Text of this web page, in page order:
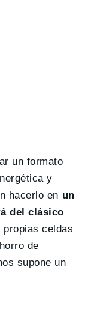
un formato
y
hacerlo en un
del clásico
celdas
de
supone un